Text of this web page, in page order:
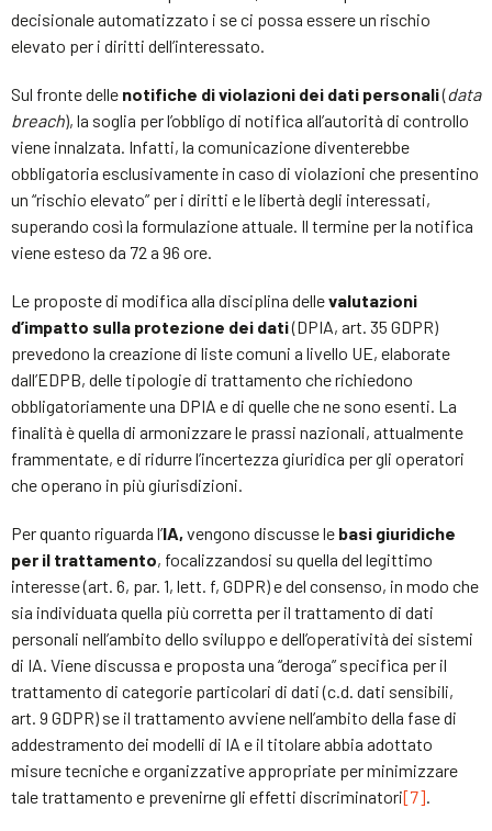
decisionale automatizzato i se ci possa essere un rischio
elevato per i diritti dell’interessato.
Sul fronte delle notifiche di violazioni dei dati personali(data
breach), la soglia per l’obbligo di notifica all’autorità di controllo
viene innalzata. Infatti, la comunicazione diventerebbe
obbligatoria esclusivamente in caso di violazioni che presentino
un “rischio elevato” per i diritti e le libertà degli interessati,
superando così la formulazione attuale. Il termine per la notifica
viene esteso da 72 a 96 ore.
Le proposte di modifica alla disciplina dellevalutazioni
d’impatto sulla protezione dei dati(DPIA, art. 35 GDPR)
prevedono la creazione di liste comuni a livello UE, elaborate
dall’EDPB, delle tipologie di trattamento che richiedono
obbligatoriamente una DPIA e di quelle che ne sono esenti. La
finalità è quella di armonizzare le prassi nazionali, attualmente
frammentate, e di ridurre l’incertezza giuridica per gli operatori
che operano in più giurisdizioni.
Per quanto riguarda l’IA, vengono discusse le basi giuridiche
per il trattamento, focalizzandosi su quella del legittimo
interesse (art. 6, par. 1, lett. f, GDPR) e del consenso, in modo che
sia individuata quella più corretta per il trattamento di dati
personali nell’ambito dello sviluppo e dell’operatività dei sistemi
di IA. Viene discussa e proposta una “deroga” specifica per il
trattamento di categorie particolari di dati (c.d. dati sensibili,
art. 9 GDPR) se il trattamento avviene nell’ambito della fase di
addestramento dei modelli di IA e il titolare abbia adottato
misure tecniche e organizzative appropriate per minimizzare
tale trattamento e prevenirne gli effetti discriminatori[7]